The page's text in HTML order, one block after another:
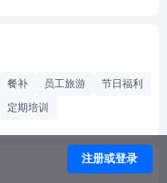
将继续秉承“崇德重能，
力奋斗！
餐补 员工旅游
节日福利
定期培训
注册或登录